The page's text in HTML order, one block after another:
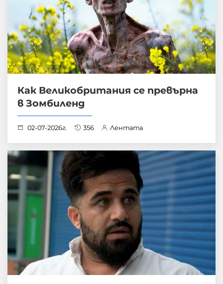
Как Великобритания се превърна
в Зомбиленд
02-07-2026г. 356 Лентата